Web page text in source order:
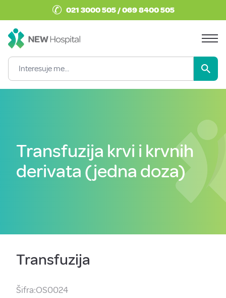
✆ 021 3000 505 / 069 8400 505
Transfuzija krvi i krvnih
derivata (jedna doza)
Transfuzija
Šifra:OS0024